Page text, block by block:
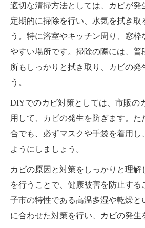
適切な清掃方法としては、カビが発
定期的に掃除を行い、水気を拭き取
う。特に浴室やキッチン周り、窓枠
やすい場所です。掃除の際には、普
所もしっかりと拭き取り、カビの発
う。
DIYでのカビ対策としては、市販の
用して、カビの発生を防ぎます。
合でも、必ずマスクや手袋を着用し
ようにしましょう。
カビの原因と対策をしっかりと理解
を行うことで、健康被害を防止する
子市の特性である高温多湿や乾燥と
に合わせた対策を行い、カビの発生